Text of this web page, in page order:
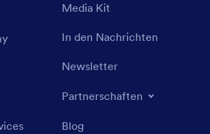
Media Kit
In den Nachrichten
Newsletter
Partnerschaften
Blog